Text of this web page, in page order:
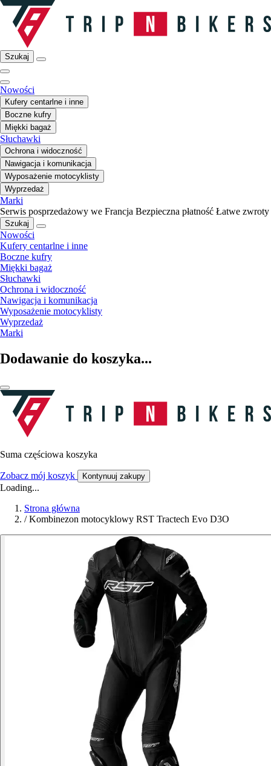
Szukaj
Nowości
Kufery centarlne i inne
Boczne kufry
Miękki bagaż
Słuchawki
Ochrona i widoczność
Nawigacja i komunikacja
Wyposażenie motocyklisty
Wyprzedaż
Marki
Serwis posprzedażowy we Francja Bezpieczna płatność Łatwe zwroty
Szukaj
Nowości
Kufery centarlne i inne
Boczne kufry
Miękki bagaż
Słuchawki
Ochrona i widoczność
Nawigacja i komunikacja
Wyposażenie motocyklisty
Wyprzedaż
Marki
Dodawanie do koszyka...
Suma częściowa koszyka
Zobacz mój koszyk Kontynuuj zakupy
Loading...
Strona główna
/ Kombinezon motocyklowy RST Tractech Evo D3O